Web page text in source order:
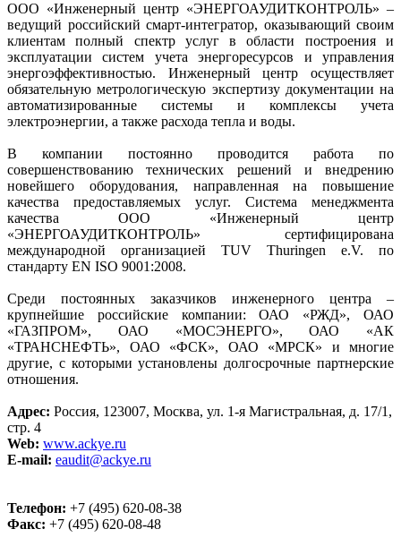
ООО «Инженерный центр «ЭНЕРГОАУДИТКОНТРОЛЬ» –
ведущий российский смарт-интегратор, оказывающий своим
клиентам полный спектр услуг в области построения и
эксплуатации систем учета энергоресурсов и управления
энергоэффективностью. Инженерный центр осуществляет
обязательную метрологическую экспертизу документации на
автоматизированные системы и комплексы учета
электроэнергии, а также расхода тепла и воды.
В компании постоянно проводится работа по
совершенствованию технических решений и внедрению
новейшего оборудования, направленная на повышение
качества предоставляемых услуг. Система менеджмента
качества ООО «Инженерный центр
«ЭНЕРГОАУДИТКОНТРОЛЬ» сертифицирована
международной организацией TUV Thuringen e.V. по
стандарту EN ISO 9001:2008.
Среди постоянных заказчиков инженерного центра –
крупнейшие российские компании: ОАО «РЖД», ОАО
«ГАЗПРОМ», ОАО «МОСЭНЕРГО», ОАО «АК
«ТРАНСНЕФТЬ», ОАО «ФСК», ОАО «МРСК» и многие
другие, с которыми установлены долгосрочные партнерские
отношения.
Адрес: Россия, 123007, Москва, ул. 1-я Магистральная, д. 17/1,
стр. 4
Web: www.ackye.ru
E-mail: eaudit@ackye.ru
Телефон: +7 (495) 620-08-38
Факс: +7 (495) 620-08-48